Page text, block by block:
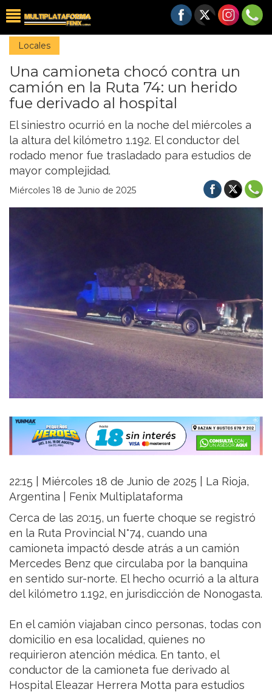
Locales
Una camioneta chocó contra un
camión en la Ruta 74: un herido
fue derivado al hospital
El siniestro ocurrió en la noche del miércoles a
la altura del kilómetro 1.192. El conductor del
rodado menor fue trasladado para estudios de
mayor complejidad.
Miércoles 18 de Junio de 2025
22:15 | Miércoles 18 de Junio de 2025 | La Rioja,
Argentina | Fenix Multiplataforma
Cerca de las 20:15, un fuerte choque se registró
en la Ruta Provincial N°74, cuando una
camioneta impactó desde atrás a un camión
Mercedes Benz que circulaba por la banquina
en sentido sur-norte. El hecho ocurrió a la altura
del kilómetro 1.192, en jurisdicción de Nonogasta.
En el camión viajaban cinco personas, todas con
domicilio en esa localidad, quienes no
requirieron atención médica. En tanto, el
conductor de la camioneta fue derivado al
Hospital Eleazar Herrera Motta para estudios